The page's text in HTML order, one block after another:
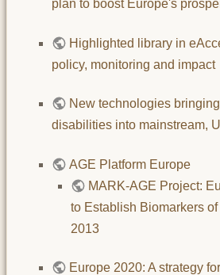
plan to boost Europe's
Highlighted library in
policy, monitoring and impact
New technologies
disabilities into mainstream,
AGE Platform Europe
MARK-AGE Project:
to Establish Biomarkers
2013
Europe 2020: A strategy